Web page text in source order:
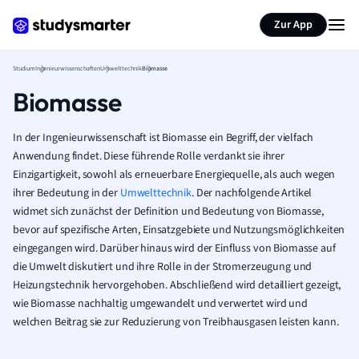
Zur App
StudiumIngenieurwissenschaftenUmwelttechnikBiomasse
Biomasse
In der Ingenieurwissenschaft ist Biomasse ein Begriff, der vielfach
Anwendung findet. Diese führende Rolle verdankt sie ihrer
Einzigartigkeit, sowohl als erneuerbare Energiequelle, als auch wegen
ihrer Bedeutung in der Umwelttechnik. Der nachfolgende Artikel
widmet sich zunächst der Definition und Bedeutung von Biomasse,
bevor auf spezifische Arten, Einsatzgebiete und Nutzungsmöglichkeiten
eingegangen wird. Darüber hinaus wird der Einfluss von Biomasse auf
die Umwelt diskutiert und ihre Rolle in der Stromerzeugung und
Heizungstechnik hervorgehoben. Abschließend wird detailliert gezeigt,
wie Biomasse nachhaltig umgewandelt und verwertet wird und
welchen Beitrag sie zur Reduzierung von Treibhausgasen leisten kann.